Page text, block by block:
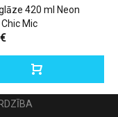
420 ml Neon
Mic